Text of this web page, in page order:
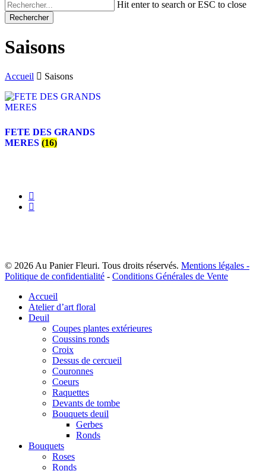
Hit enter to search or ESC to close
Rechercher
Search
Saisons
Accueil Saisons
FETE DES GRANDS
MERES (16)
facebook
instagram
© 2026 Au Panier Fleuri. Tous droits réservés. Mentions légales -
Politique de confidentialité - Conditions Générales de Vente
Close
Menu
Accueil
Atelier d’art floral
Deuil
Coupes plantes extérieures
Coussins ronds
Croix
Dessus de cercueil
Couronnes
Coeurs
Raquettes
Devants de tombe
Bouquets deuil
Gerbes
Ronds
Bouquets
Roses
Ronds